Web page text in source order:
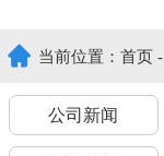
当前位置： 首页 -
公司新闻